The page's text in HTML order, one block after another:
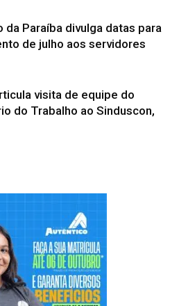
da Paraíba divulga datas para
de julho aos servidores
visita de equipe do
do Trabalho ao Sinduscon,